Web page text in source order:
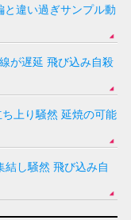
と違い過ぎサンプル動
が遅延 飛び込み自殺
上り騒然 延焼の可能
結し騒然 飛び込み自